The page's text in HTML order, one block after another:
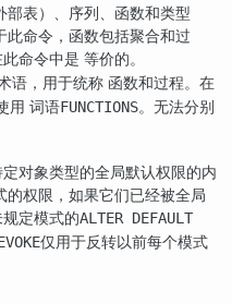
表）、序列、函数和类型
此命令，函数包括聚合和过
命令中是 等价的。
语，用于统称 函数和过程。在
用 词语FUNCTIONS。无法分别
对象类型的全局默认权限的内
权限，如果它们已经被全局
定模式的ALTER DEFAULT
仅用于反转以前每个模式